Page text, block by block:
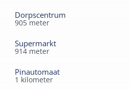
Dorpscentrum
905 meter
Supermarkt
914 meter
Pinautomaat
1 kilometer